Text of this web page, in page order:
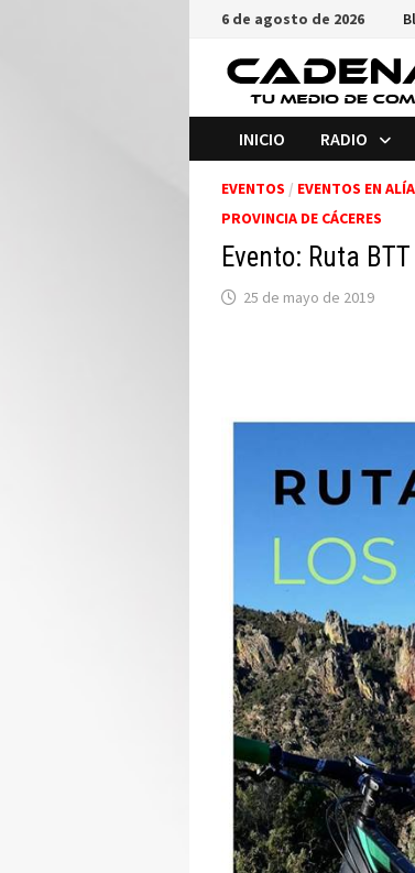
Saltar
contenido
6 de agosto de 2026
INICIO RADIO
EVENTOS / EVENTOS EN
PROVINCIA DE CÁCERES
Evento: Ruta
25 de mayo de 2019